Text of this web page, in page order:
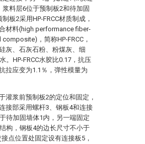
料层6位于预制板2和待加固
板2采用HP-FRCC材质制成，
材料(high performance fiber-
，简称HP-FRCC，
灰、石灰石粉、粉煤灰、细
。HP-FRCC水胶比0.17，抗压
拉应变为1.1％，弹性模量为
灌浆前预制板2的定位和固定，
接部采用螺杆3、钢板4和连接
待加固墙体1内，另一端固定
构，钢板4的边长尺寸不小于
点位置处固定设有连接板5，